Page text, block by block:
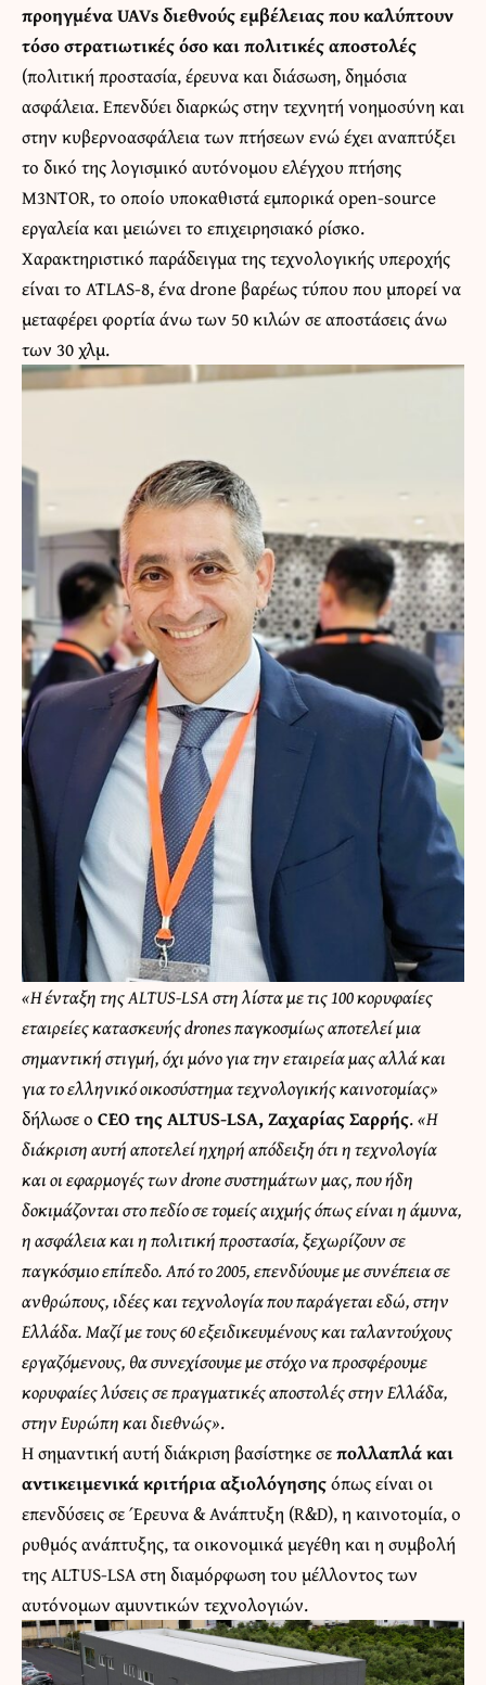
προηγμένα UAVs διεθνούς εμβέλειας που καλύπτουν
τόσο στρατιωτικές όσο και πολιτικές αποστολές
(πολιτική προστασία, έρευνα και διάσωση, δημόσια
ασφάλεια. Επενδύει διαρκώς στην τεχνητή νοημοσύνη και
στην κυβερνοασφάλεια των πτήσεων ενώ έχει αναπτύξει
το δικό της λογισμικό αυτόνομου ελέγχου πτήσης
M3NTOR, το οποίο υποκαθιστά εμπορικά open-source
εργαλεία και μειώνει το επιχειρησιακό ρίσκο.
Χαρακτηριστικό παράδειγμα της τεχνολογικής υπεροχής
είναι το ATLAS-8, ένα drone βαρέως τύπου που μπορεί να
μεταφέρει φορτία άνω των 50 κιλών σε αποστάσεις άνω
των 30 χλμ.
«Η ένταξη της ALTUS-LSA στη λίστα με τις 100 κορυφαίες
εταιρείες κατασκευής drones παγκοσμίως αποτελεί μια
σημαντική στιγμή, όχι μόνο για την εταιρεία μας αλλά και
για το ελληνικό οικοσύστημα τεχνολογικής καινοτομίας»
δήλωσε ο CEO της ALTUS-LSA, Ζαχαρίας Σαρρής.«Η
διάκριση αυτή αποτελεί ηχηρή απόδειξη ότι η τεχνολογία
και οι εφαρμογές των drone συστημάτων μας, που ήδη
δοκιμάζονται στο πεδίο σε τομείς αιχμής όπως είναι η άμυνα,
η ασφάλεια και η πολιτική προστασία, ξεχωρίζουν σε
παγκόσμιο επίπεδο. Από το 2005, επενδύουμε με συνέπεια σε
ανθρώπους, ιδέες και τεχνολογία που παράγεται εδώ, στην
Ελλάδα. Μαζί με τους 60 εξειδικευμένους και ταλαντούχους
εργαζόμενους, θα συνεχίσουμε με στόχο να προσφέρουμε
κορυφαίες λύσεις σε πραγματικές αποστολές στην Ελλάδα,
στην Ευρώπη και διεθνώς».
H σημαντική αυτή διάκριση βασίστηκε σεπολλαπλά και
αντικειμενικά κριτήρια αξιολόγησηςόπως είναι οι
επενδύσεις σε Έρευνα & Ανάπτυξη (R&D), η καινοτομία, ο
ρυθμός ανάπτυξης, τα οικονομικά μεγέθη και η συμβολή
της ALTUS-LSA στη διαμόρφωση του μέλλοντος των
αυτόνομων αμυντικών τεχνολογιών.